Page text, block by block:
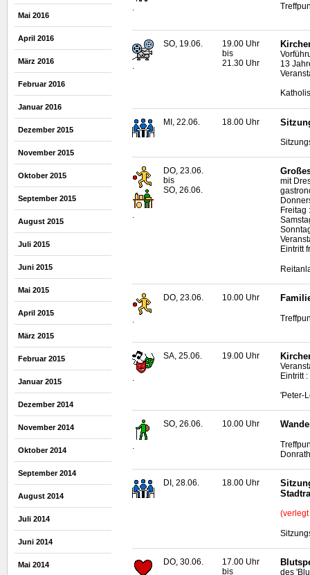
Mai 2016
April 2016
März 2016
Februar 2016
Januar 2016
Dezember 2015
November 2015
Oktober 2015
September 2015
August 2015
Juli 2015
Juni 2015
Mai 2015
April 2015
März 2015
Februar 2015
Januar 2015
Dezember 2014
November 2014
Oktober 2014
September 2014
August 2014
Juli 2014
Juni 2014
Mai 2014
.
SO, 19.06.
19.00 Uhr
bis
21.30 Uhr
13
MI, 22.06. 18.00 Uhr
.
DO, 23.06.
bis
SO, 26.06.
mit
Freitag
Eintritt
.
DO, 23.06. 10.00 Uhr
SA, 25.06. 19.00 Uhr
Eintritt
'Peter-
.
SO, 26.06. 10.00 Uhr
Donrath
DI, 28.06. 18.00 Uhr
DO, 30.06.
17.00 Uhr
bis
des